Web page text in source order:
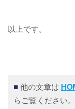
以上です。
■ 他の文章は
らご覧ください。